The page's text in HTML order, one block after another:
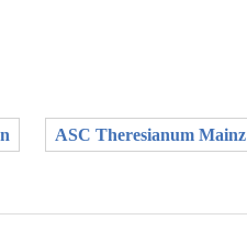
ASC Theresianum Mainz